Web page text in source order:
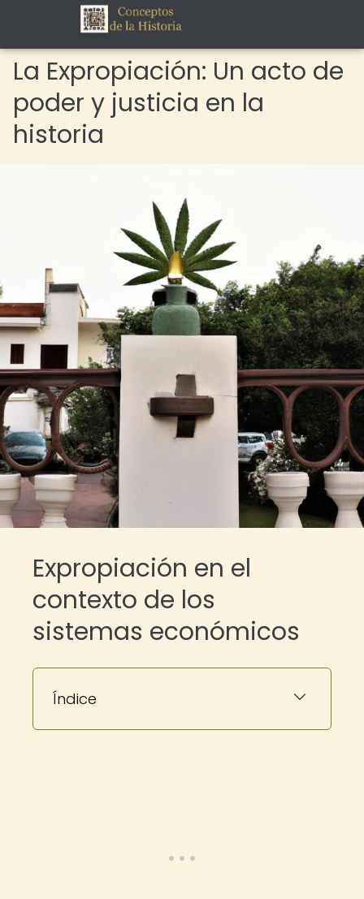
La Expropiación: Un acto de
poder y justicia en la
historia
Expropiación en el
contexto de los
sistemas económicos
Índice